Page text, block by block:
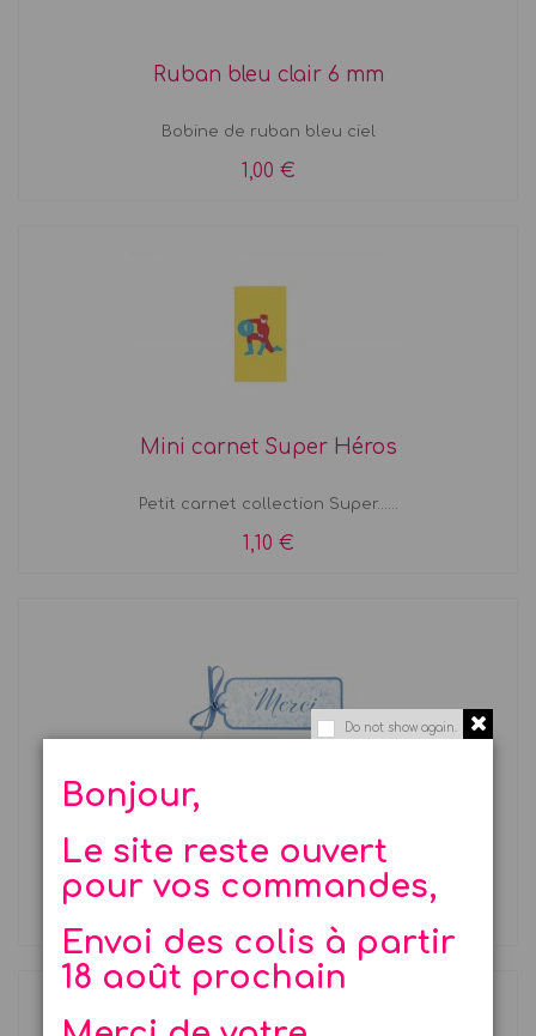
Do not show again.
Bonjour,
Le site reste ouvert
pour vos commandes,
Envoi des colis à partir
18 août prochain
Ruban bleu clair 6 mm
Bobine de ruban bleu ciel
1,00 €
Mini carnet Super Héros
Petit carnet collection Super......
1,10 €
Etiquettes Merci fleurs bleues
10 étiquettes cadeaux...